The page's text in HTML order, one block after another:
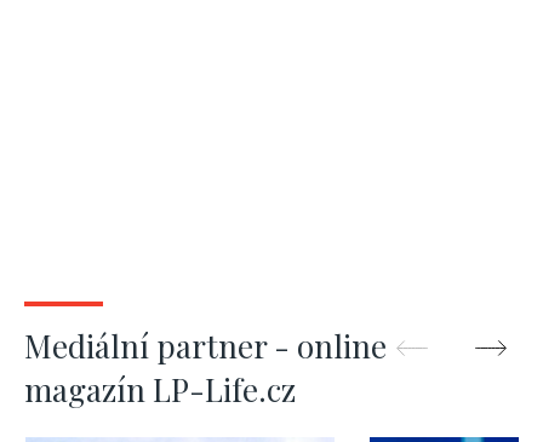
Mediální partner - online
magazín LP-Life.cz